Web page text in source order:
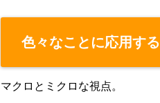
色々なことに応用する
マクロとミクロな視点。